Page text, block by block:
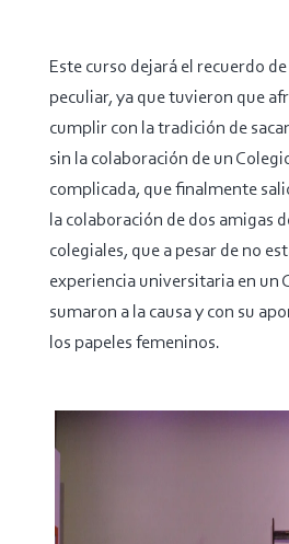
Este curso dejará el recuerdo
peculiar, ya que tuvieron que
cumplir con la tradición de
sin la colaboración de un
complicada, que finalmente
la colaboración de dos amigas
colegiales, que a pesar de no
experiencia universitaria en un
sumaron a la causa y con su
los papeles femeninos.